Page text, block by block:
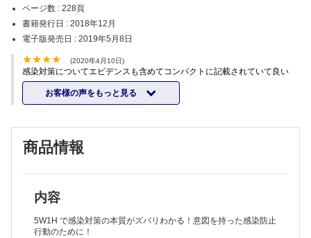
ページ数 : 228頁
書籍発行日 : 2018年12月
電子版発売日 : 2019年5月8日
(2020年4月10日)
感染対策についてエビデンスも含めてコンパクトに記載されていて良い
お客様の声をもっと見る
商品情報
内容
5W1H で感染対策の本質がズバリわかる！意図を持った感染防止
行動のために！